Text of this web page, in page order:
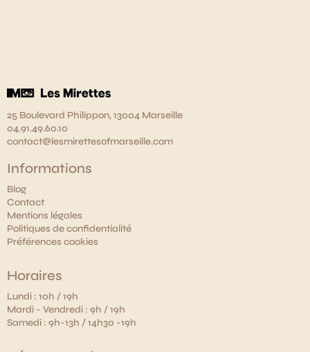
25 Boulevard Philippon, 13004 Marseille
04.91.49.60.10
contact@lesmirettesofmarseille.com
Informations
Blog
Contact
Mentions légales
Politiques de confidentialité
Préférences cookies
Horaires
Lundi : 10h / 19h
Mardi - Vendredi : 9h / 19h
Samedi : 9h-13h / 14h30 -19h